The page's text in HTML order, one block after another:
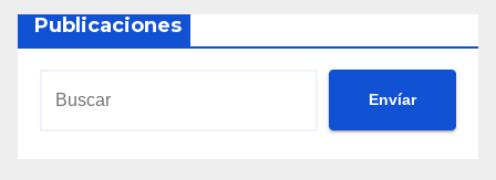
Scam?
Activlife Keto ACV Gummies Reviews – Does It
Publicaciones
Envíar